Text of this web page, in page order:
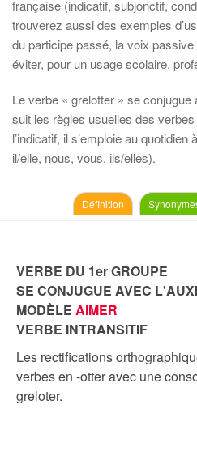
française (indicatif, subjonctif,
trouverez aussi des exemples
du participe passé, la voix
éviter, pour un usage scolaire,
Le verbe « grelotter » se conjugue
suit les règles usuelles des verbes
l’indicatif, il s’emploie au
il/elle, nous, vous, ils/elles).
Définition
VERBE DU 1er GROUPE
SE CONJUGUE AVEC
MODÈLE AIMER
VERBE INTRANSITIF
Les rectifications
verbes en -otter avec une
greloter.